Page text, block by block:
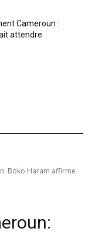
Cameroun :
attendre